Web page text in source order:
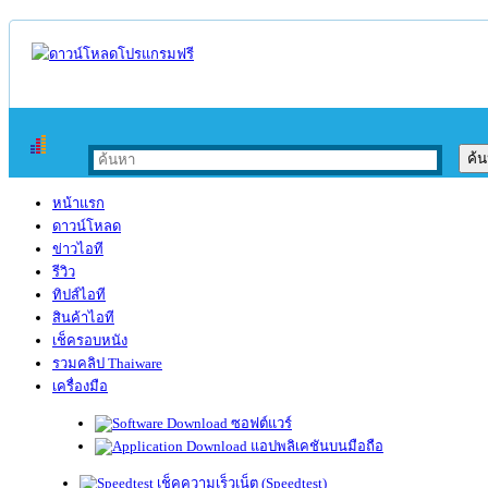
หน้าแรก
ดาวน์โหลด
ข่าวไอที
รีวิว
ทิปส์ไอที
สินค้าไอที
เช็ครอบหนัง
รวมคลิป Thaiware
เครื่องมือ
ซอฟต์แวร์
แอปพลิเคชันบนมือถือ
เช็คความเร็วเน็ต (Speedtest)